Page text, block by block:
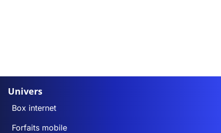
Univers
Box internet
Forfaits mobile